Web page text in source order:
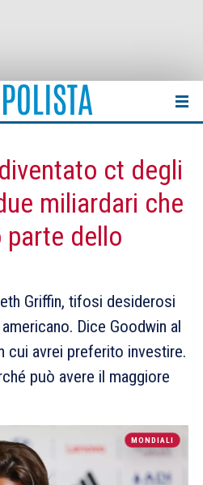
ct degli
miliardari che
parte dello
Griffin, tifosi desiderosi
Dice Goodwin al
cui avrei preferito investire.
può avere il maggiore
MONDIALI